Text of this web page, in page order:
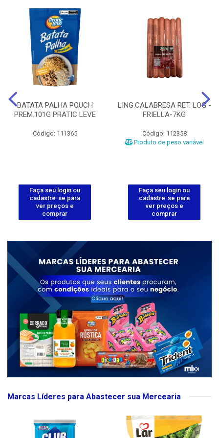
BATATA PALHA POUCH
PREM.101G PRATIC LEVE
Código: 111365
Faça seu login ou
cadastre-se para
ver preços e
comprar
LING.CALABRESA RET. LOG -
FRIELLA-7KG
Código: 112358
Produto de peso variável
Faça seu login ou
cadastre-se para
ver preços e
comprar
Marcas Líderes para Abastecer sua Mercearia